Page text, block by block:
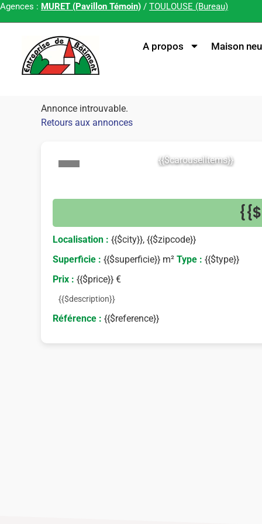
Agences : MURET (Pavillon Témoin) / TOULOUSE (Bureau)
A propos Maison
Annonce introuvable.
Retours aux annonces
{{$carouselItems}}
Localisation : {{$city}}, {{$zipcode}}
Superficie : {{$superficie}} m² Type : {{$type}}
Prix : {{$price}} €
{{$description}}
Référence : {{$reference}}